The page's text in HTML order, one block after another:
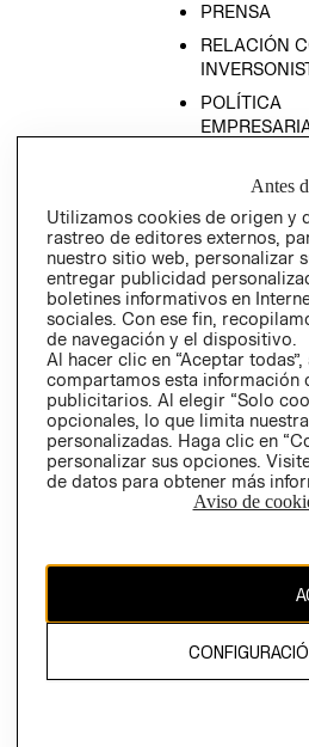
PRENSA
RELACIÓN
POLÍTICA
Ecuador ($)
CAMBIAR REGIÓN
El contenido de esta página web está
Antes
Utilizamos cookies de origen y
rastreo de editores externos,
nuestro sitio web, personalizar
entregar publicidad
boletines informativos en
sociales. Con ese fin,
de navegación y el dispositivo.
Al hacer clic en “Aceptar
compartamos esta información
publicitarios. Al elegir “Solo
opcionales, lo que limita
personalizadas. Haga clic en
personalizar sus opciones.
de datos para obtener más
Aviso de